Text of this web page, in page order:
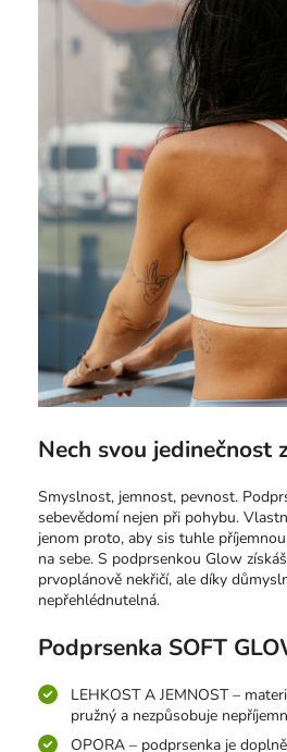
Nech svou jedinečnost
Smyslnost, jemnost, pevnost.
sebevědomí nejen při pohybu.
jenom proto, aby sis tuhle
na sebe. S podprsenkou Glow
prvoplánově nekřičí, ale díky
nepřehlédnutelná.
Podprsenka SOFT
LEHKOST A JEMNOST –
pružný a nezpůsobuje
OPORA – podprsenka je